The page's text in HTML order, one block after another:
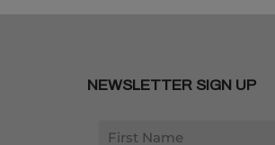
NEWSLETTER SIGN UP